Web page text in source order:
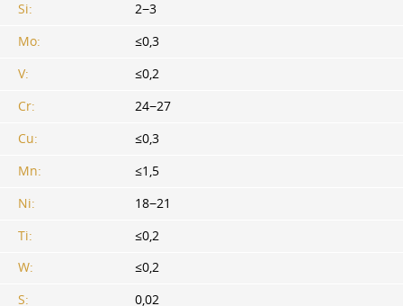
Si:
2−3
Mo:
≤0,3
V:
≤0,2
Cr:
24−27
Cu:
≤0,3
Mn:
≤1,5
Ni:
18−21
Ti:
≤0,2
W:
≤0,2
S:
0,02